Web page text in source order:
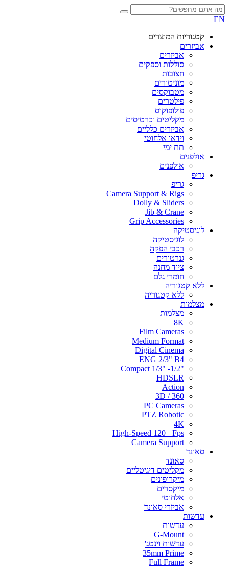
EN
קטגוריות המוצרים
אביזרים
אביזרים
סוללות וספקים
חצובות
מוניטורים
מטבוקסים
פילטרים
פולופוקוס
מקליטים וכרטיסים
אביזרים כלליים
וידאו אלחוטי
תת ימי
אולפנים
אולפנים
גריפ
גריפ
Camera Support & Rigs
Dolly & Sliders
Jib & Crane
Grip Accessories
לוגיסטיקה
לוגיסטיקה
רכבי הפקה
גנרטורים
ציוד מחנה
חומרי גלם
ללא קטגוריה
ללא קטגוריה
מצלמות
מצלמות
8K
Film Cameras
Medium Format
Digital Cinema
ENG 2/3" B4
"Compact 1/3" -1/2
HDSLR
Action
3D / 360
PC Cameras
PTZ Robotic
4K
High-Speed 120+ Fps
Camera Support
סאונד
סאונד
מקליטים דיגיטליים
מיקרופונים
מיקסרים
אלחוטי
אביזרי סאונד
עדשות
עדשות
G-Mount
עדשות וינטג'
35mm Prime
Full Frame